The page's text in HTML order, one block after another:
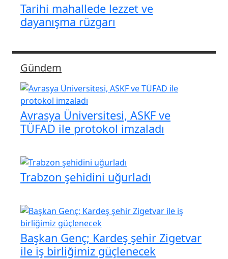
Tarihi mahallede lezzet ve
dayanışma rüzgarı
Gündem
Avrasya Üniversitesi, ASKF ve
TÜFAD ile protokol imzaladı
Trabzon şehidini uğurladı
Başkan Genç; Kardeş şehir Zigetvar
ile iş birliğimiz güçlenecek